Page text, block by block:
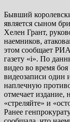
Бывший
является сыном
Хелен Грант,
наемников,
этом сообщает
газету «i». По
видео во время
видеозаписи один
наплечную
отмечает издание,
«стреляйте» и
Ранее